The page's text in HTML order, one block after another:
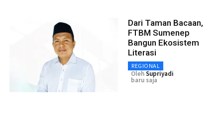
Dari Taman Bacaan,
FTBM Sumenep
Bangun Ekosistem
Literasi
REGIONAL
OlehSupriyadi
baru saja